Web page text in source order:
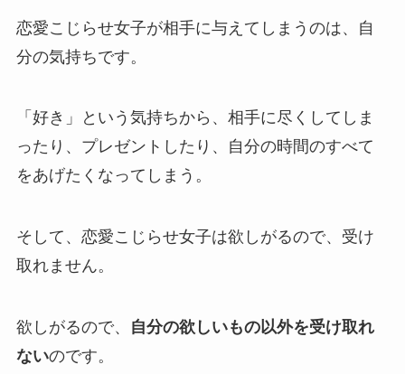
恋愛こじらせ女子が相手に与えてしまうのは、自
分の気持ちです。
「好き」という気持ちから、相手に尽くしてしま
ったり、プレゼントしたり、自分の時間のすべて
をあげたくなってしまう。
そして、恋愛こじらせ女子は欲しがるので、受け
取れません。
欲しがるので、
自分の欲しいもの以外を受け取れ
ないのです。